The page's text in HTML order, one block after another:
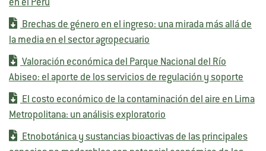
en el Perú
Brechas de género en el ingreso: una mirada más allá de
la media en el sector agropecuario
Valoración económica del Parque Nacional del Río
Abiseo: el aporte de los servicios de regulación y soporte
El costo económico de la contaminación del aire en Lima
Metropolitana: un análisis exploratorio
Etnobotánica y sustancias bioactivas de las principales